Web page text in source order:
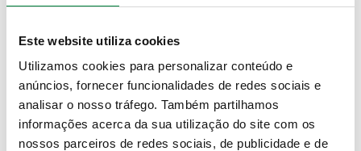
Este website utiliza cookies
Utilizamos cookies para personalizar conteúdo e
anúncios, fornecer funcionalidades de redes sociais e
analisar o nosso tráfego. Também partilhamos
informações acerca da sua utilização do site com os
nossos parceiros de redes sociais, de publicidade e de
VÁLVULA TERMOSTÁTICA DINÂMICA
DYNAMICAL ®?
A válvula de radiador dinâmica DYNAMICAL ®
simplificar consideravelmente o trabalho dos projetistas, no
que diz respeito ao levantamento de dados e à sua
reformulação, e agilizar a colocação em funcionamento das